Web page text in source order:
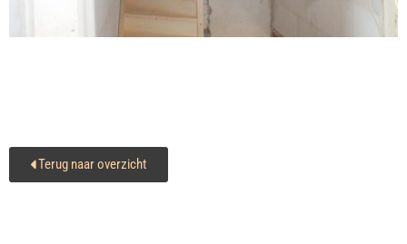
Terug naar overzicht